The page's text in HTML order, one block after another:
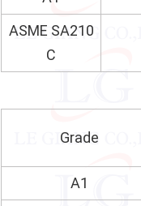
ASME SA210
C
Grade
A1